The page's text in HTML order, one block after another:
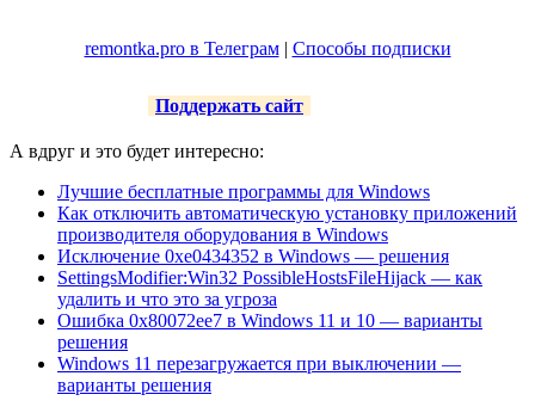
remontka.pro в Телеграм| Способы подписки
Поддержать сайт
А вдруг и это будет интересно:
Лучшие бесплатные программы для Windows
Как отключить автоматическую установку приложений
производителя оборудования в Windows
Исключение 0xe0434352 в Windows — решения
SettingsModifier:Win32 PossibleHostsFileHijack — как
удалить и что это за угроза
Ошибка 0x80072ee7 в Windows 11 и 10 — варианты
решения
Windows 11 перезагружается при выключении —
варианты решения